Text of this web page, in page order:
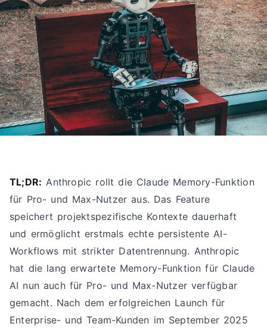
TL;DR: Anthropic rollt die Claude Memory-Funktion
für Pro- und Max-Nutzer aus. Das Feature
speichert projektspezifische Kontexte dauerhaft
und ermöglicht erstmals echte persistente AI-
Workflows mit strikter Datentrennung. Anthropic
hat die lang erwartete Memory-Funktion für Claude
AI nun auch für Pro- und Max-Nutzer verfügbar
gemacht. Nach dem erfolgreichen Launch für
Enterprise- und Team-Kunden im September 2025